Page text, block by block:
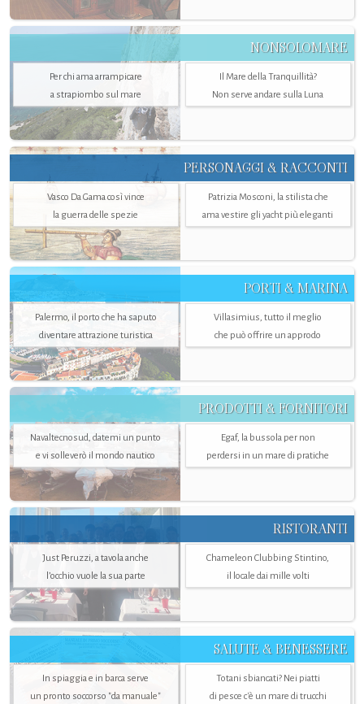
NONSOLOMARE
Per chi ama arrampicare
a strapiombo sul mare
Il Mare della Tranquillità?
Non serve andare sulla Luna
PERSONAGGI & RACCONTI
Vasco Da Gama così vince
la guerra delle spezie
Patrizia Mosconi, la stilista che
ama vestire gli yacht più eleganti
PORTI & MARINA
Palermo, il porto che ha saputo
diventare attrazione turistica
Villasimius, tutto il meglio
che può offrire un approdo
PRODOTTI & FORNITORI
Navaltecnosud, datemi un punto
e vi solleverò il mondo nautico
Egaf, la bussola per non
perdersi in un mare di pratiche
RISTORANTI
Just Peruzzi, a tavola anche
l’occhio vuole la sua parte
Chameleon Clubbing Stintino,
il locale dai mille volti
SALUTE & BENESSERE
In spiaggia e in barca serve
un pronto soccorso "da manuale"
Totani sbiancati? Nei piatti
di pesce c'è un mare di trucchi